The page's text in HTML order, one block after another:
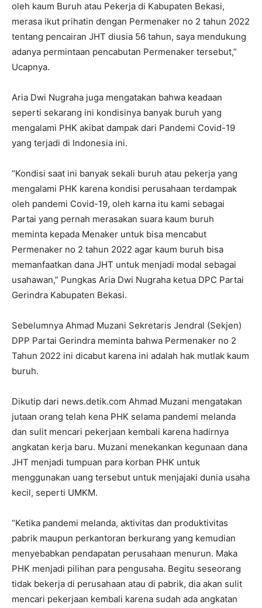
oleh kaum Buruh atau Pekerja di Kabupaten Bekasi,
merasa ikut prihatin dengan Permenaker no 2 tahun 2022
tentang pencairan JHT diusia 56 tahun, saya mendukung
adanya permintaan pencabutan Permenaker tersebut,”
Ucapnya.
Aria Dwi Nugraha juga mengatakan bahwa keadaan
seperti sekarang ini kondisinya banyak buruh yang
mengalami PHK akibat dampak dari Pandemi Covid-19
yang terjadi di Indonesia ini.
“Kondisi saat ini banyak sekali buruh atau pekerja yang
mengalami PHK karena kondisi perusahaan terdampak
oleh pandemi Covid-19, oleh karna itu kami sebagai
Partai yang pernah merasakan suara kaum buruh
meminta kepada Menaker untuk bisa mencabut
Permenaker no 2 tahun 2022 agar kaum buruh bisa
memanfaatkan dana JHT untuk menjadi modal sebagai
usahawan,” Pungkas Aria Dwi Nugraha ketua DPC Partai
Gerindra Kabupaten Bekasi.
Sebelumnya Ahmad Muzani Sekretaris Jendral (Sekjen)
DPP Partai Gerindra meminta bahwa Permenaker no 2
Tahun 2022 ini dicabut karena ini adalah hak mutlak kaum
buruh.
Dikutip dari news.detik.com Ahmad Muzani mengatakan
jutaan orang telah kena PHK selama pandemi melanda
dan sulit mencari pekerjaan kembali karena hadirnya
angkatan kerja baru. Muzani menekankan kegunaan dana
JHT menjadi tumpuan para korban PHK untuk
menggunakan uang tersebut untuk menjajaki dunia usaha
kecil, seperti UMKM.
“Ketika pandemi melanda, aktivitas dan produktivitas
pabrik maupun perkantoran berkurang yang kemudian
menyebabkan pendapatan perusahaan menurun. Maka
PHK menjadi pilihan para pengusaha. Begitu seseorang
tidak bekerja di perusahaan atau di pabrik, dia akan sulit
mencari pekerjaan kembali karena sudah ada angkatan